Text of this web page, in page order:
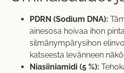
PDRN (Sodium DNA):
ainesosa hoivaa ihon
silmänympärysihon
katseesta levänneen
Niasiiniamidi (5 %):